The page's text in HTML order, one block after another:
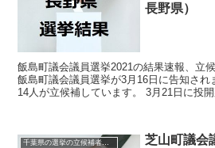
長野県）
飯島町議会議員選挙2021の結果速報、立
飯島町議会議員選挙が3月16日に告知され
14人が立候補しています。 3月21日に投
千葉県の選挙の立候補者と結果速報一覧
芝山町議会